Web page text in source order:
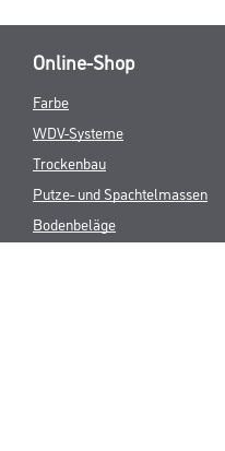
Online-Shop
Farbe
WDV-Systeme
Trockenbau
Putze- und Spachtelmassen
Bodenbeläge